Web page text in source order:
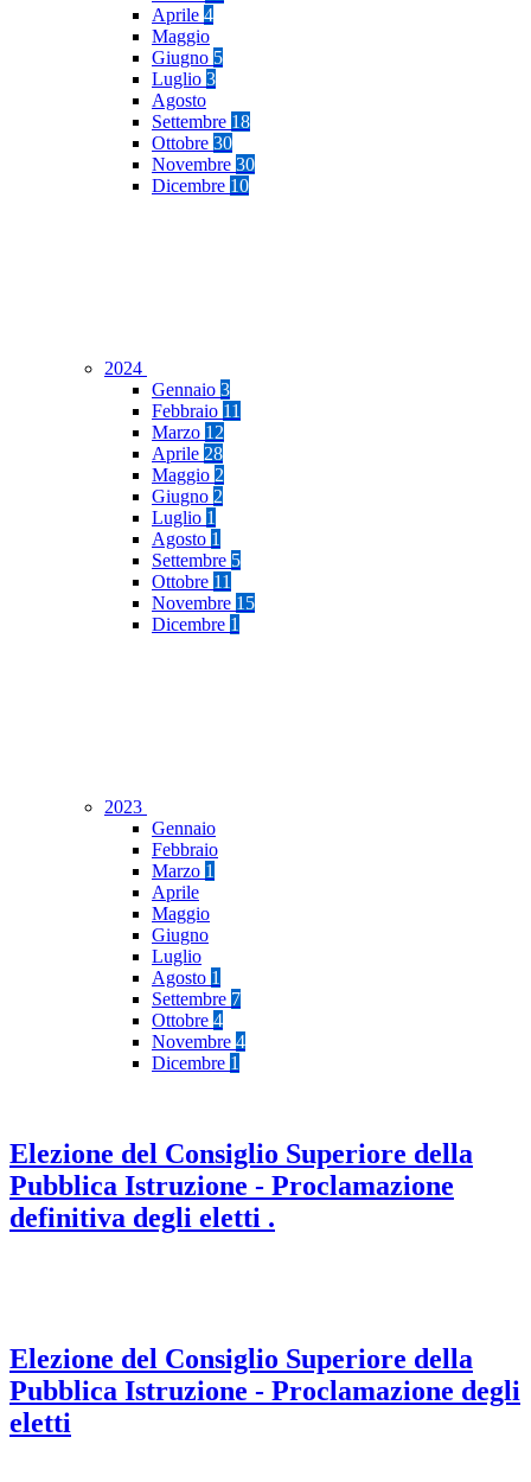
Aprile 4
Maggio
Giugno 5
Luglio 3
Agosto
Settembre 18
Ottobre 30
Novembre 30
Dicembre 10
2024
Gennaio 3
Febbraio 11
Marzo 12
Aprile 28
Maggio 2
Giugno 2
Luglio 1
Agosto 1
Settembre 5
Ottobre 11
Novembre 15
Dicembre 1
2023
Gennaio
Febbraio
Marzo 1
Aprile
Maggio
Giugno
Luglio
Agosto 1
Settembre 7
Ottobre 4
Novembre 4
Dicembre 1
Elezione del Consiglio Superiore della
Pubblica Istruzione - Proclamazione
definitiva degli eletti .
Elezione del Consiglio Superiore della
Pubblica Istruzione - Proclamazione degli
eletti